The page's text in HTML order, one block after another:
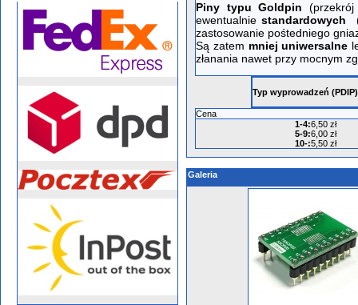
Piny typu Goldpin
ewentualnie standardowych
zastosowanie pośtedniego
Są zatem mniej uniwersalne
złanania nawet przy mocnym
Typ wyprowadzeń (PDIP)
Cena
1-4:6,50 zł
5-9:6,00 zł
10-:5,50 zł
Galeria